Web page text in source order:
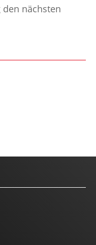
nächsten